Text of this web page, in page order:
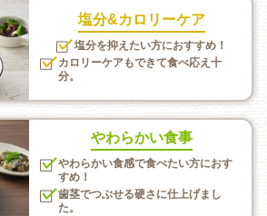
塩分&カロリーケア
塩分を抑えたい方におすすめ！
カロリーケアもできて食べ応え十
分。
やわらかい食事
やわらかい食感で食べたい方におす
すめ！
歯茎でつぶせる硬さに仕上げまし
た。